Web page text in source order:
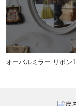
オーバルミラー.リボン